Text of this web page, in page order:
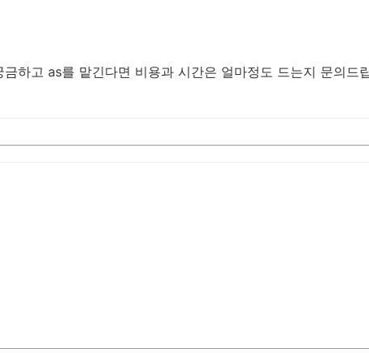
하고 as를 맡긴다면 비용과 시간은 얼마정도 드는지 문의드